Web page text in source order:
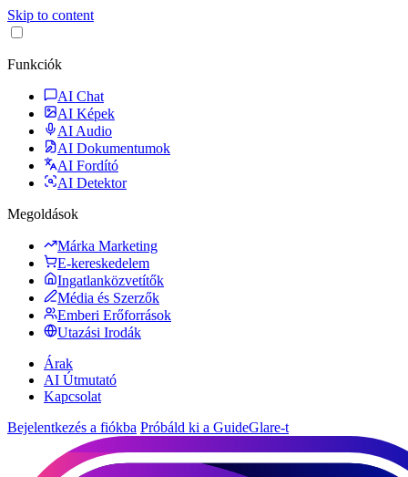
Skip to content
Funkciók
AI Chat
AI Képek
AI Audio
AI Dokumentumok
AI Fordító
AI Detektor
Megoldások
Márka Marketing
E-kereskedelem
Ingatlanközvetítők
Média és Szerzők
Emberi Erőforrások
Utazási Irodák
Árak
AI Útmutató
Kapcsolat
Bejelentkezés a fiókba Próbáld ki a GuideGlare-t